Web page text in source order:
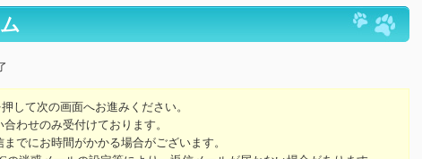
して次の画面へお進みください。
わせのみ受付けております。
でにお時間がかかる場合がございます。